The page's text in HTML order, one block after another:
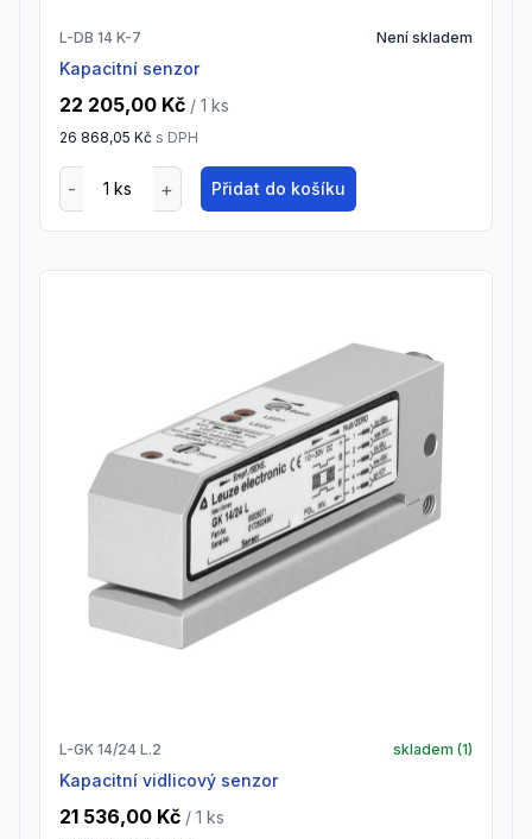
L-DB 14 K-7 Není skladem
Kapacitní senzor
22 205,00 Kč / 1 ks
26 868,05 Kč s DPH
Přidat do košíku
L-GK 14/24 L.2 skladem (1)
Kapacitní vidlicový senzor
21 536,00 Kč / 1 ks